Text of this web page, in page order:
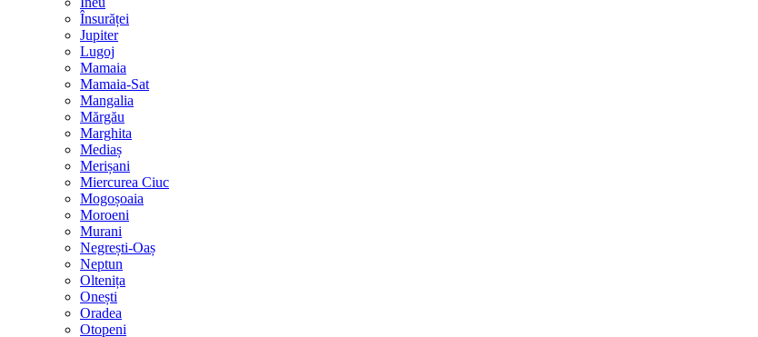
Însurăței
Jupiter
Lugoj
Mamaia
Mamaia-Sat
Mangalia
Mărgău
Marghita
Mediaș
Merișani
Miercurea Ciuc
Mogoșoaia
Moroeni
Murani
Negrești-Oaș
Neptun
Oltenița
Onești
Oradea
Otopeni